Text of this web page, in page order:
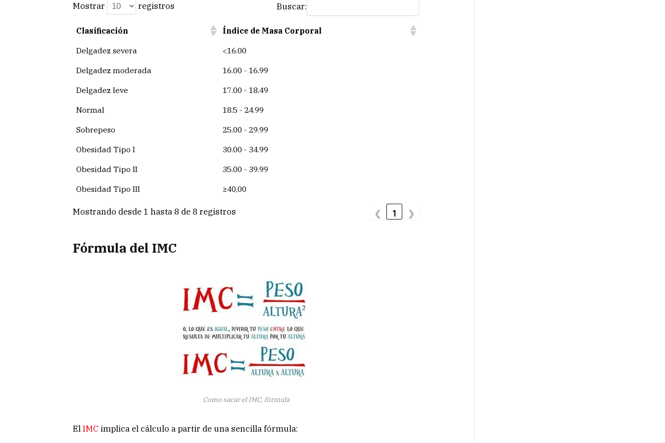
Mostrar registros Buscar:
Clasificación
Índice de Masa Corporal
Delgadez severa
<16.00
Delgadez moderada
16.00 - 16.99
Delgadez leve
17.00 - 18.49
Normal
18.5 - 24.99
Sobrepeso
25.00 - 29.99
Obesidad Tipo I
30.00 - 34.99
Obesidad Tipo II
35.00 - 39.99
Obesidad Tipo III
≥40,00
Mostrando desde 1 hasta 8 de 8 registros ❮ 1 ❯
Fórmula del IMC
Como sacar el IMC, fórmula
ElIMC implica el cálculo a partir de una sencilla fórmula: